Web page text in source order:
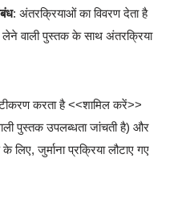
: अंतरक्रियाओं का विवरण देता है
लेने वाली पुस्तक के साथ अंतरक्रिया
करता है<<शामिल करें>>
पुस्तक उपलब्धता जांचती है) और
लिए, जुर्माना प्रक्रिया लौटाए गए